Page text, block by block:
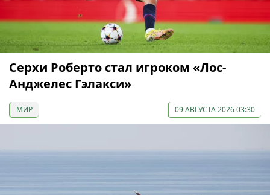
Серхи Роберто стал игроком «Лос-
Анджелес Гэлакси»
МИР 09 АВГУСТА 2026 03:30